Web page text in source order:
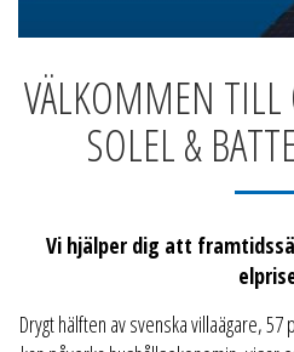
VÄLKOMMEN TILL
SOLEL &
Vi hjälper dig att
Drygt hälften av svenska villaägare,